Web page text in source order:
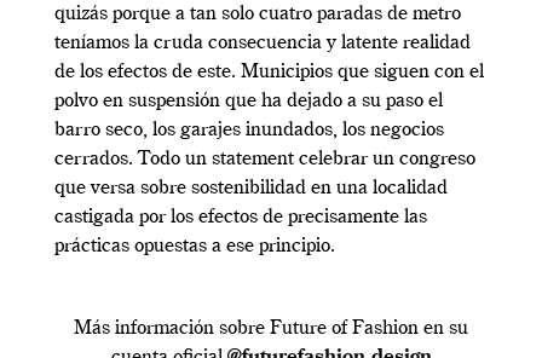
quizás porque a tan solo cuatro paradas de metro
teníamos la cruda consecuencia y latente realidad
de los efectos de este. Municipios que siguen con el
polvo en suspensión que ha dejado a su paso el
barro seco, los garajes inundados, los negocios
cerrados. Todo un statement celebrar un congreso
que versa sobre sostenibilidad en una localidad
castigada por los efectos de precisamente las
prácticas opuestas a ese principio.
Más información sobre Future of Fashion en su